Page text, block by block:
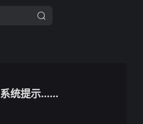
系统提示......